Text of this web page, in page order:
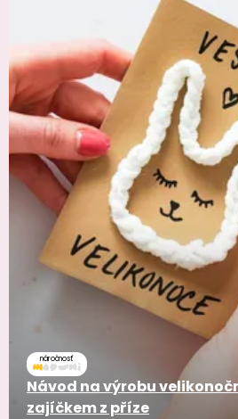
náročnosť
Návod na výrobu
zajíčkem z příze